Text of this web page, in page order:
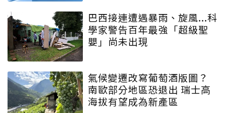
巴西接連遭遇暴雨、旋風...科
學家警告百年最強「超級聖
嬰」尚未出現
氣候變遷改寫葡萄酒版圖？
南歐部分地區恐退出 瑞士高
海拔有望成為新產區